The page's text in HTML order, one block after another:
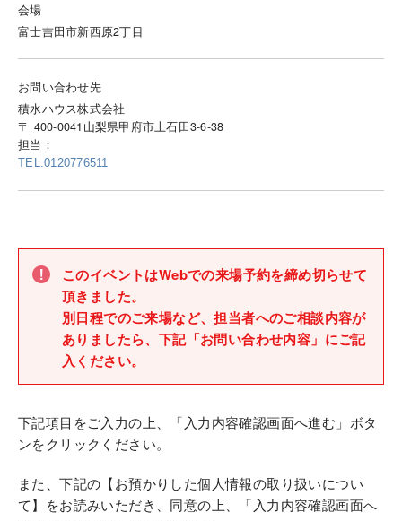
会場
富士吉田市新西原2丁目
お問い合わせ先
積水ハウス株式会社
〒 400-0041山梨県甲府市上石田3-6-38
担当：
TEL.0120776511
このイベントはWebでの来場予約を締め切らせて
頂きました。
別日程でのご来場など、担当者へのご相談内容が
ありましたら、下記「お問い合わせ内容」にご記
入ください。
下記項目をご入力の上、「入力内容確認画面へ進む」ボタ
ンをクリックください。
また、下記の【お預かりした個人情報の取り扱いについ
て】をお読みいただき、同意の上、「入力内容確認画面へ